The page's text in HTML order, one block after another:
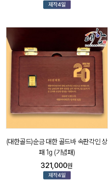
(대한골드)순금 대한 골드바 속판각인 상
패 1g (기념패)
321,000원